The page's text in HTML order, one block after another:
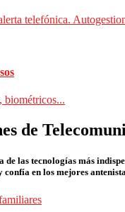
telefónica.
biométricos...
de
de las tecnologías más
confía en los mejores